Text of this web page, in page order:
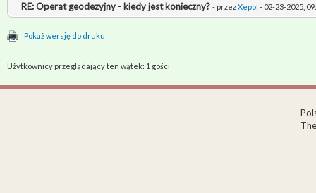
RE: Operat geodezyjny - kiedy jest konieczny? - przezXepol - 02-23-2025,
Pokaż wersję do druku
Użytkownicy przeglądający ten wątek: 1 gości